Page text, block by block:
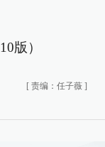
版）
[ 责编：任子薇 ]